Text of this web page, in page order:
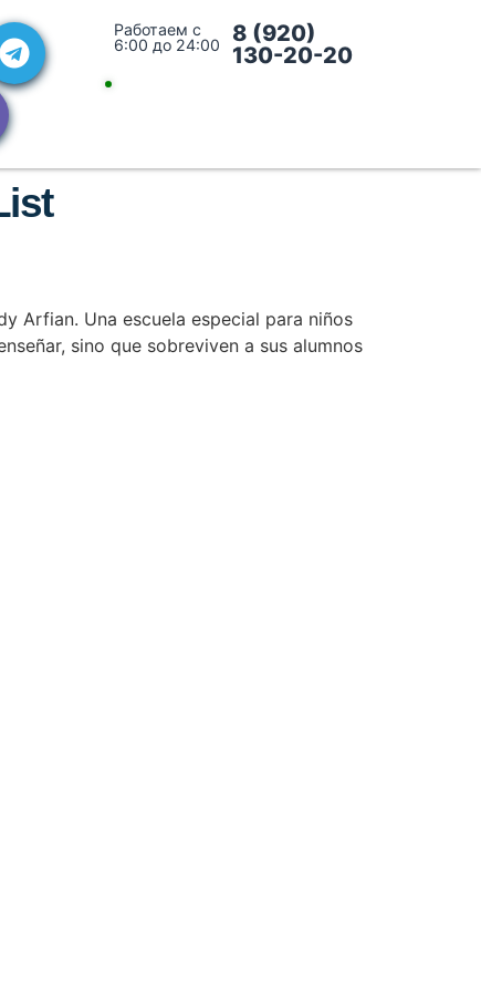
Работаем с
6:00 до 24:00
8 (920)
130-20-20
Arfian. Una escuela especial para niños
sino que sobreviven a sus alumnos